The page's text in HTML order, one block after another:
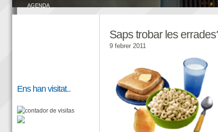
AGENDA
Saps trobar les
9 febrer 2011
Ens han visitat..